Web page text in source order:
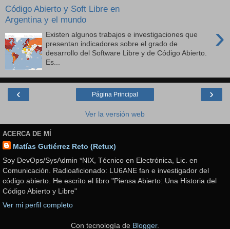
Código Abierto y Soft Libre en
Argentina y el mundo
›
Existen algunos trabajos e investigaciones que
presentan indicadores sobre el grado de
desarrollo del Software Libre y de Código Abierto.
Es...
‹ ›
Página Principal
Ver la versión web
ACERCA DE MÍ
Matías Gutiérrez Reto (Retux)
Soy DevOps/SysAdmin *NIX, Técnico en Electrónica, Lic. en
Comunicación. Radioaficionado: LU6ANE fan e investigador del
código abierto. He escrito el libro "Piensa Abierto: Una Historia del
Código Abierto y Libre"
Ver mi perfil completo
Con tecnología de Blogger.